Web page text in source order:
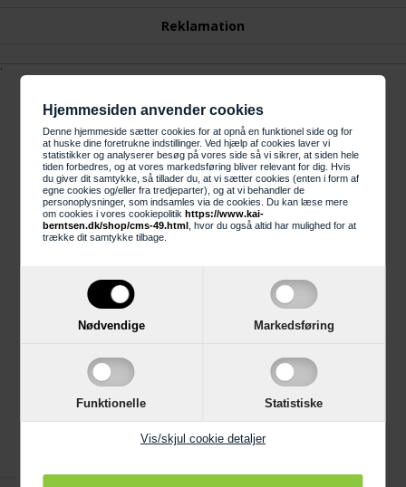
Hjemmesiden anvender cookies
Denne hjemmeside sætter cookies for at opnå en funktionel side og for
at huske dine foretrukne indstillinger. Ved hjælp af cookies laver vi
statistikker og analyserer besøg på vores side så vi sikrer, at siden hele
tiden forbedres, og at vores markedsføring bliver relevant for dig. Hvis
du giver dit samtykke, så tillader du, at vi sætter cookies (enten i form af
egne cookies og/eller fra tredjeparter), og at vi behandler de
personoplysninger, som indsamles via de cookies. Du kan læse mere
om cookies i vores cookiepolitikhttps://www.kai-
berntsen.dk/shop/cms-49.html , hvor du også altid har mulighed for at
trække dit samtykke tilbage.
Nødvendige Markedsføring
Funktionelle Statistiske
Vis/skjul cookie detaljer
Reklamation
Information
Trustpilot
4 års garanti
Cyber Monday
.